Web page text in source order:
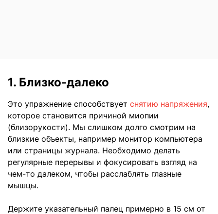
1. Близко-далеко
Это упражнение способствует снятию напряжения,
которое становится причиной миопии
(близорукости). Мы слишком долго смотрим на
близкие объекты, например монитор компьютера
или страницы журнала. Необходимо делать
регулярные перерывы и фокусировать взгляд на
чем-то далеком, чтобы расслаблять глазные
мышцы.
Держите указательный палец примерно в 15 см от